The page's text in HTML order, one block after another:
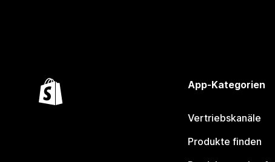
App-Kategorien
Vertriebskanäle
Produkte finden